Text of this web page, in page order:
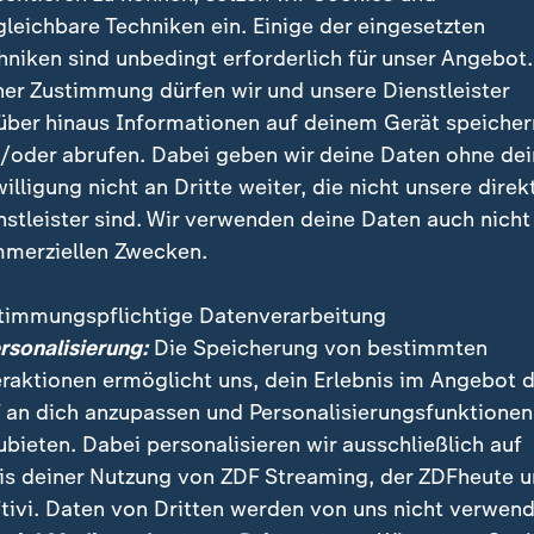
Kein Blankoscheck für die
bezog zwar klar Stellung gegen die AfD: "Wir
damit die AfD nicht an die Schalthebel der Macht
keinen Blankoscheck dieser CDU ausstellen,
eine Zusammenarbeit liege vor allem bei der CDU
gegenüber der Linkspartei gefasst habe.
nicht darum, der CDU zu Mehrheiten zu
auf gemeinsame politische Inhalte.
Techniken ein. Einige der eingesetzten
sind unbedingt erforderlich für unser
Zustimmung dürfen wir und unsere Dienstleister
hinaus Informationen auf deinem Gerät
oder abrufen. Dabei geben wir deine Daten ohne
nicht an Dritte weiter, die nicht unsere
sind. Wir verwenden deine Daten auch nicht
Zwecken.
Datenverarbeitung
Die Speicherung von bestimmten
ermöglicht uns, dein Erlebnis im Angebot
an dich anzupassen und Personalisierungsfunktionen
Dabei personalisieren wir ausschließlich auf
deiner Nutzung von ZDF Streaming, der ZDFheute
Daten von Dritten werden von uns nicht